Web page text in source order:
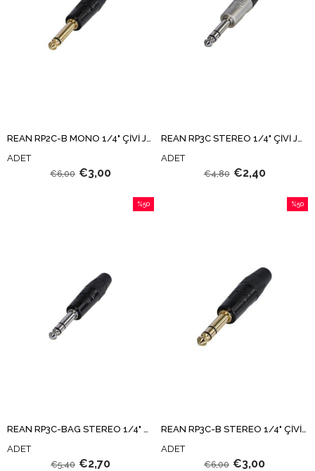
ADET
€3,00
€6,00
ADET
€2,40
€4,80
REAN RP3C-BAG STEREO 1/4" ÇİVİ JAK
ADET
€2,70
€5,40
%50
REAN RP3C-B STEREO 1/4" ÇİVİ JAK
ADET
€3,00
€6,00
%50